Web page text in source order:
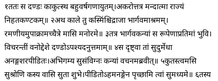
१ततः स दण्डः काकुत्स्थ बहुवर्षगणायुतम्।अकरोत्तत्र मन्दात्मा राज्यं
निहतकण्टकम्॥ २अथ काले तु कस्मिंश्चिद्राजा भार्गवमाश्रमम्।
रमणीयमुपाक्रामच्चैत्रे मासि मनोरमे॥ ३तत्र भार्गवकन्यां स रूपेणाप्रतिमां भुवि।
विचरन्तीं वनोद्देशे दण्डोऽपश्यदनुत्तमाम्॥ ४स दृष्ट्वा तां सुदुर्मेधा
अनङ्गशरपीडितः।अभिगम्य सुसंविग्नः कन्यां वचनमब्रवीत्॥ ५कुतस्त्वमसि
सुश्रोणि कस्य वासि सुता शुभे।पीडितोऽहमनङ्गेन पृच्छामि त्वां सुमध्यमे॥ ६तस्य